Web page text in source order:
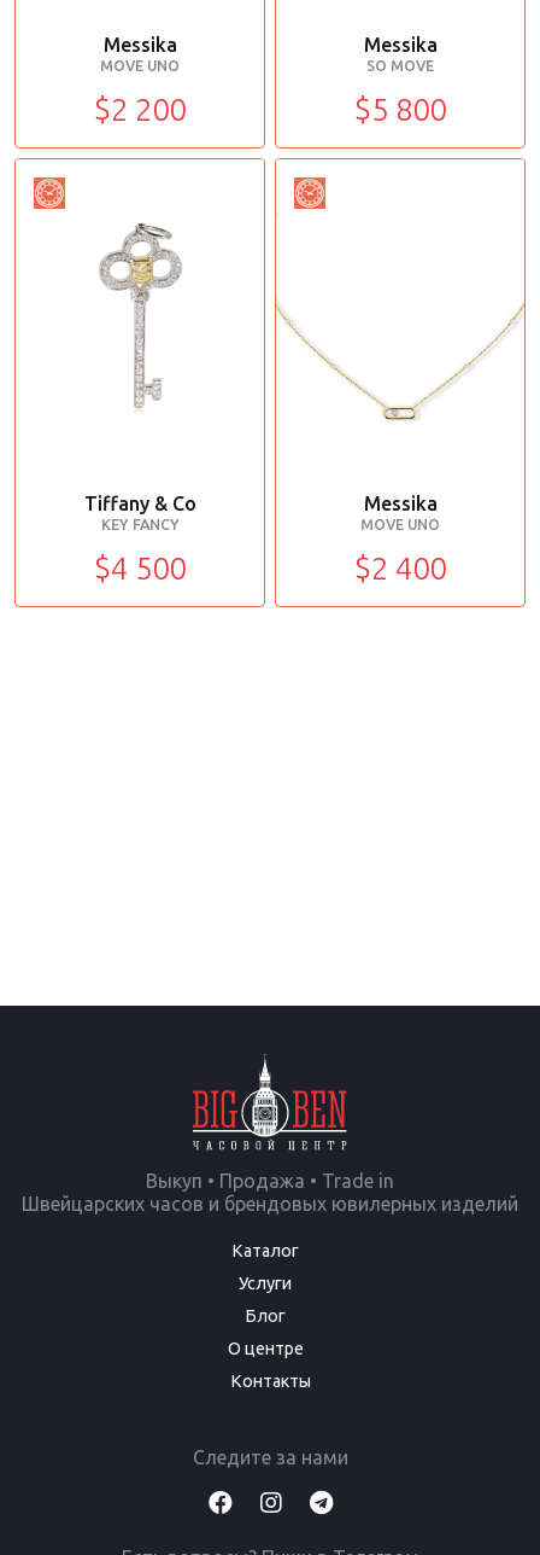
Messika
MOVE UNO
$2 200
Messika
SO MOVE
$5 800
Tiffany & Co
KEY FANCY
$4 500
Messika
MOVE UNO
$2 400
Выкуп • Продажа • Trade in
Швейцарских часов и брендовых ювилерных изделий
Каталог
Услуги
Блог
О центре
Контакты
Следите за нами